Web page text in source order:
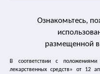
Лечение недержания
Ознакомьтесь,
размещенной в
В соответствии с
лекарственных средств» от 12